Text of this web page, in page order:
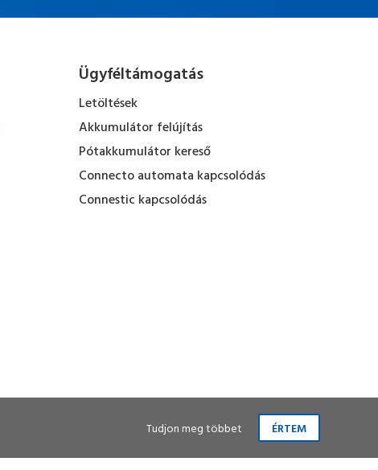
Ügyféltámogatás
Letöltések
Akkumulátor felújítás
Pótakkumulátor kereső
Connecto automata kapcsolódás
Connestic kapcsolódás
ÉRTEM
Tudjon meg többet